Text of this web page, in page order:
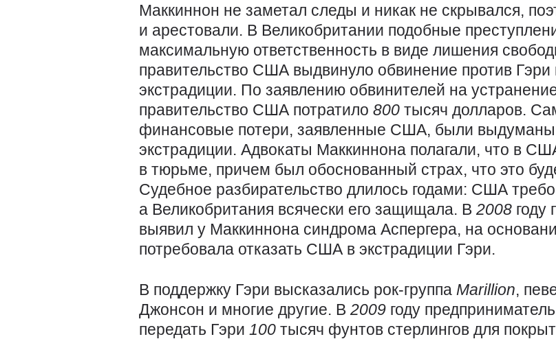
Маккиннон не заметал следы и никак не скрывался,
и арестовали. В Великобритании подобные
максимальную ответственность в виде лишения
правительство США выдвинуло обвинение против Гэри
экстрадиции. По заявлению обвинителей на
правительство США потратило 800 тысяч долларов.
финансовые потери, заявленные США, были выдуманы
экстрадиции. Адвокаты Маккиннона полагали, что в
в тюрьме, причем был обоснованный страх, что это
Судебное разбирательство длилось годами: США
а Великобритания всячески его защищала. В 2008 году
выявил у Маккиннона синдрома Аспергера, на
потребовала отказать США в экстрадиции Гэри.
В поддержку Гэри высказались рок-группа Marillion,
Джонсон и многие другие. В 2009 году
передать Гэри 100 тысяч фунтов стерлингов для